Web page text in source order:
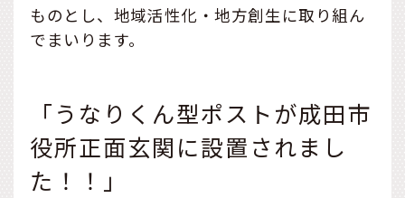
ものとし、地域活性化・地方創生に取り組ん
でまいります。
「うなりくん型ポストが成田市
役所正面玄関に設置されまし
た！！」